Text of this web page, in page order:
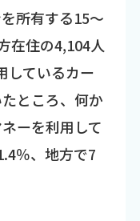
所有する15～
在住の4,104人
しているカー
ところ、何か
ーを利用して
％、地方で7